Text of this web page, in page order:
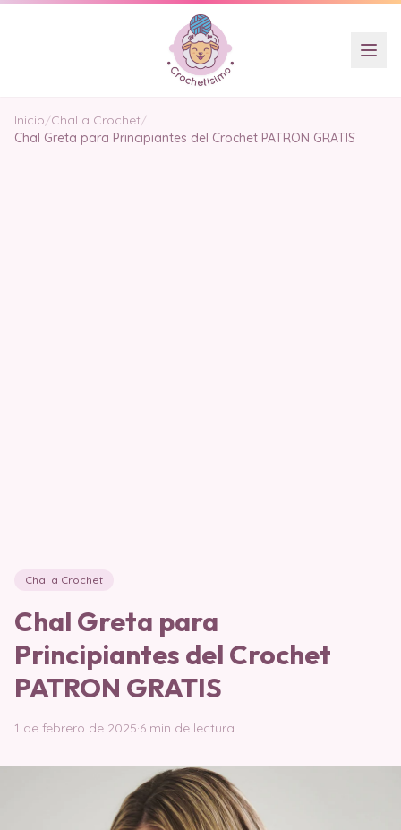
Inicio/Chal a Crochet/
Chal Greta para Principiantes del Crochet PATRON GRATIS
Chal a Crochet
Chal Greta para
Principiantes del Crochet
PATRON GRATIS
1 de febrero de 2025·6 min de lectura